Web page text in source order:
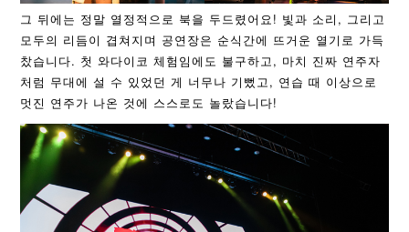
그 뒤에는 정말 열정적으로 북을 두드렸어요! 빛과 소리, 그리고
모두의 리듬이 겹쳐지며 공연장은 순식간에 뜨거운 열기로 가득
찼습니다. 첫 와다이코 체험임에도 불구하고, 마치 진짜 연주자
처럼 무대에 설 수 있었던 게 너무나 기뻤고, 연습 때 이상으로
멋진 연주가 나온 것에 스스로도 놀랐습니다!